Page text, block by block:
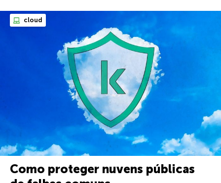
cloud
Como proteger nuvens públicas